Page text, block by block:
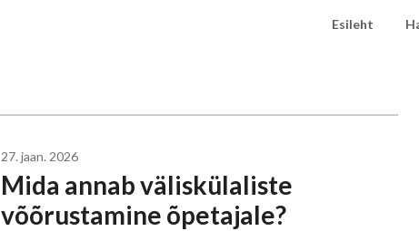
Esileht
27. jaan. 2026
Mida annab väliskülaliste
võõrustamine õpetajale?